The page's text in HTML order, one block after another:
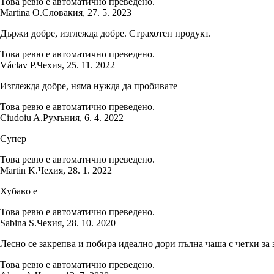
Martina O.Словакия, 27. 5. 2023
Държи добре, изглежда добре. Страхотен продукт.
Това ревю е автоматично преведено.
Václav P.Чехия, 25. 11. 2022
Изглежда добре, няма нужда да пробивате
Това ревю е автоматично преведено.
Ciudoiu A.Румъния, 6. 4. 2022
Супер
Това ревю е автоматично преведено.
Martin K.Чехия, 28. 1. 2022
Хубаво е
Това ревю е автоматично преведено.
Sabina S.Чехия, 28. 10. 2020
Лесно се закрепва и побира идеално дори пълна чаша с четки за
Това ревю е автоматично преведено.